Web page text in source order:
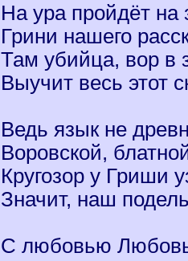
На ура пройдёт на
Грини нашего
Там убийца, вор в
Выучит весь этот
Ведь язык не
Воровской,
Кругозор у Гриши
Значит, наш
С любовью